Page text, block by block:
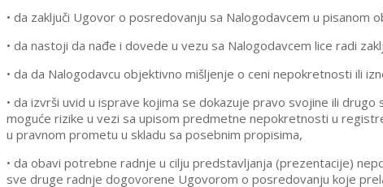
• da zaključi Ugovor o posredovanju sa Nalogodavcem u pisanom
• da nastoji da nađe i dovede u vezu sa Nalogodavcem lice radi
• da da Nalogodavcu objektivno mišljenje o ceni nepokretnosti ili
• da izvrši uvid u isprave kojima se dokazuje pravo svojine ili
moguće rizike u vezi sa upisom predmetne nepokretnosti u
u pravnom prometu u skladu sa posebnim propisima,
• da obavi potrebne radnje u cilju predstavljanja (prezentacije)
sve druge radnje dogovorene Ugovorom o posredovanju koje